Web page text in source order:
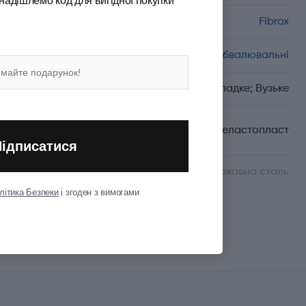
Fibrox
Спеціалізація Обвалювальні
Вид леза Гладке; Вузьке
Матеріал руків'я/
Термоеластопласт
Матеріал леза Неіржавна сталь
Безпекиі згоден з вимогами